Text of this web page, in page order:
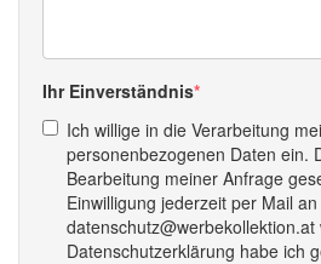
Ihr Einverständnis
Ich willige in die Verarbeitung
personenbezogenen Daten ein.
Bearbeitung meiner Anfrage
Einwilligung jederzeit per Mail an
Datenschutzerklärung habe ich